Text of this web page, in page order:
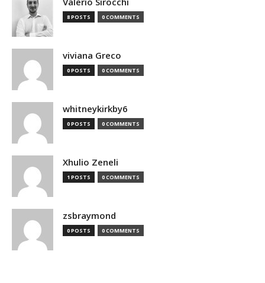
8 POSTS 0 COMMENTS
viviana Greco
0 POSTS 0 COMMENTS
whitneykirkby6
0 POSTS 0 COMMENTS
Xhulio Zeneli
1 POSTS 0 COMMENTS
zsbraymond
0 POSTS 0 COMMENTS